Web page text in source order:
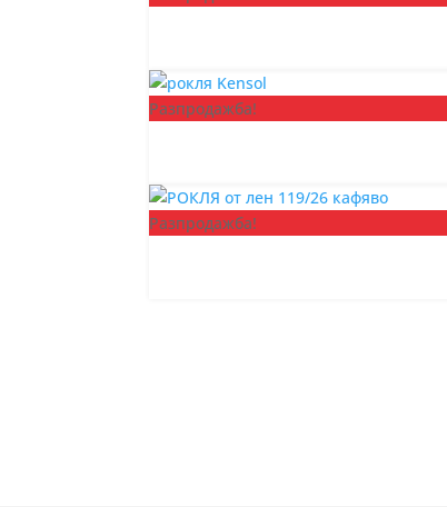
Разпродажба!
Разпродажба!